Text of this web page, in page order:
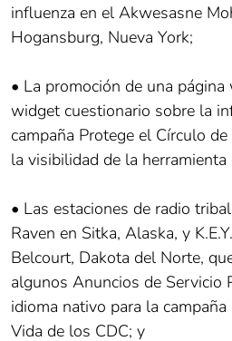
influenza en el Akwesasne
Hogansburg, Nueva York;
• La promoción de una
widget cuestionario sobre la
campaña Protege el Círculo
la visibilidad de la
• Las estaciones de radio
Raven en Sitka, Alaska, y
Belcourt, Dakota del Norte,
algunos Anuncios de Servicio
idioma nativo para la
Vida de los CDC; y